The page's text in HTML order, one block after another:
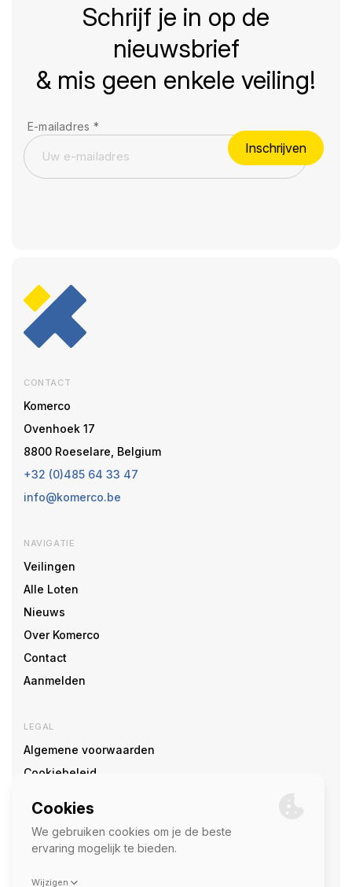
Schrijf je in op de
nieuwsbrief
& mis geen enkele veiling!
E-mailadres *
Inschrijven
CONTACT
Komerco
Ovenhoek 17
8800 Roeselare, Belgium
+32 (0)485 64 33 47
info@komerco.be
NAVIGATIE
Veilingen
Alle Loten
Nieuws
Over Komerco
Contact
Aanmelden
LEGAL
Algemene voorwaarden
Cookiebeleid
SOCIAL